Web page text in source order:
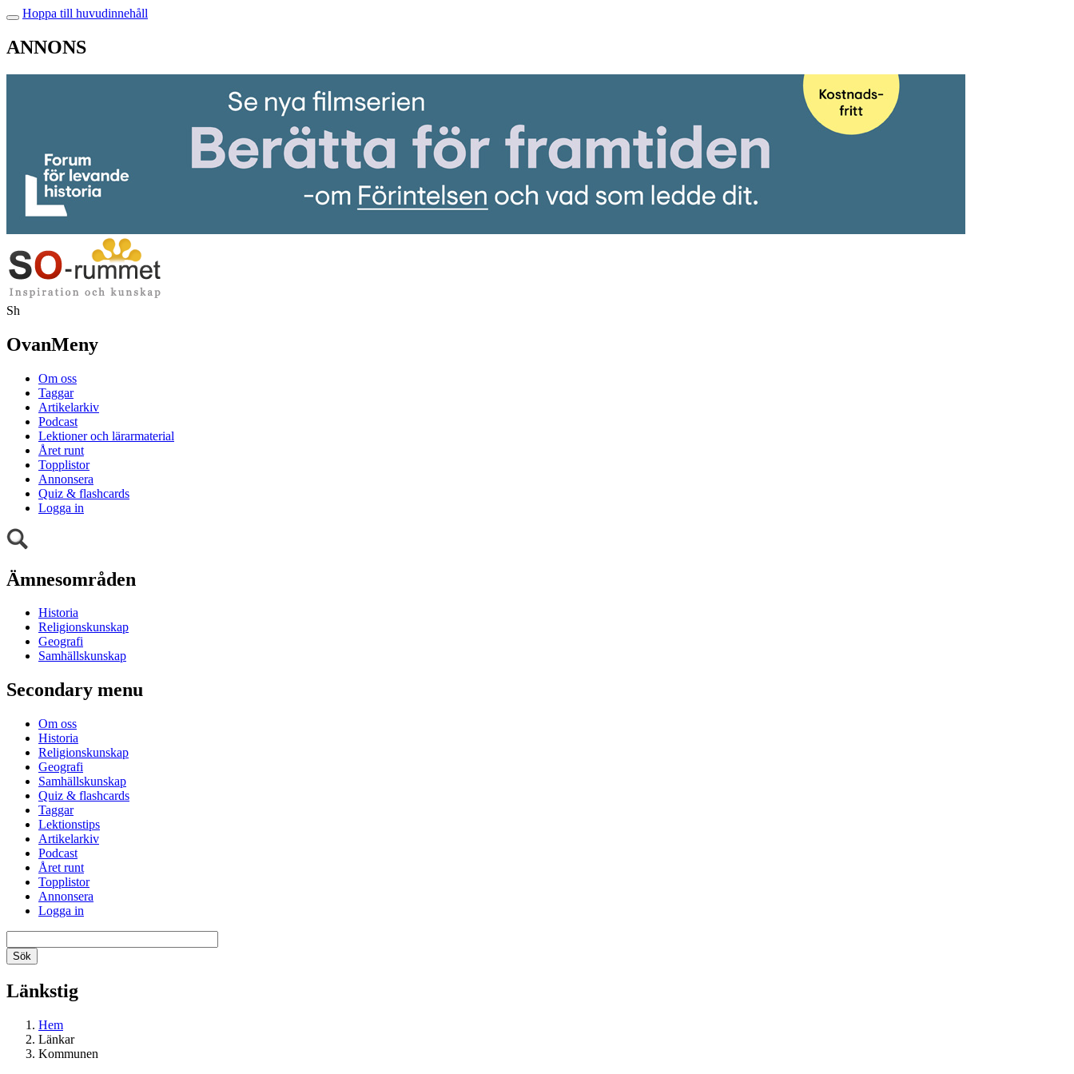
Hoppa till huvudinnehåll
ANNONS
Sh
OvanMeny
Om oss
Taggar
Artikelarkiv
Podcast
Lektioner och lärarmaterial
Året runt
Topplistor
Annonsera
Quiz & flashcards
Logga in
Ämnesområden
Historia
Religionskunskap
Geografi
Samhällskunskap
Secondary menu
Om oss
Historia
Religionskunskap
Geografi
Samhällskunskap
Quiz & flashcards
Taggar
Lektionstips
Artikelarkiv
Podcast
Året runt
Topplistor
Annonsera
Logga in
Länkstig
Hem
Länkar
Kommunen